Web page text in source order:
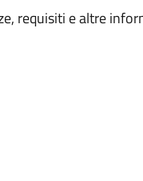
requisiti e altre